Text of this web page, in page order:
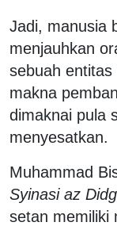
Jadi, manusia
menjauhkan
sebuah entitas
makna
dimaknai pula
menyesatkan.
Muhammad
Syinasi az
setan memiliki